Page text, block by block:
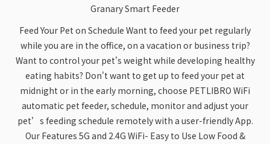
Granary Smart Feeder
Feed Your Pet on Schedule Want to feed your pet regularly
while you are in the office, on a vacation or business trip?
Want to control your pet's weight while developing healthy
eating habits? Don't want to get up to feed your pet at
midnight or in the early morning, choose PETLIBRO WiFi
automatic pet feeder, schedule, monitor and adjust your
pet’s feeding schedule remotely with a user-friendly App.
Our Features 5G and 2.4G WiFi- Easy to Use Low Food &